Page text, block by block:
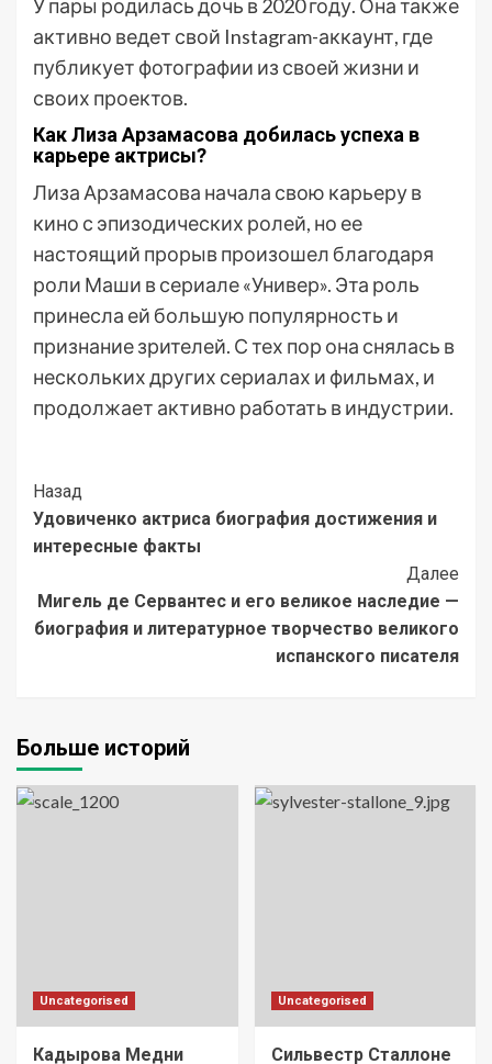
У пары родилась дочь в 2020 году. Она также
активно ведет свой Instagram-аккаунт, где
публикует фотографии из своей жизни и
своих проектов.
Как Лиза Арзамасова добилась успеха в
карьере актрисы?
Лиза Арзамасова начала свою карьеру в
кино с эпизодических ролей, но ее
настоящий прорыв произошел благодаря
роли Маши в сериале «Универ». Эта роль
принесла ей большую популярность и
признание зрителей. С тех пор она снялась в
нескольких других сериалах и фильмах, и
продолжает активно работать в индустрии.
Post
Navigation
Назад
Удовиченко актриса биография достижения и
интересные факты
Далее
Мигель де Сервантес и его великое наследие —
биография и литературное творчество великого
испанского писателя
Больше историй
Uncategorised
Кадырова Медни
Uncategorised
Сильвестр Сталлоне